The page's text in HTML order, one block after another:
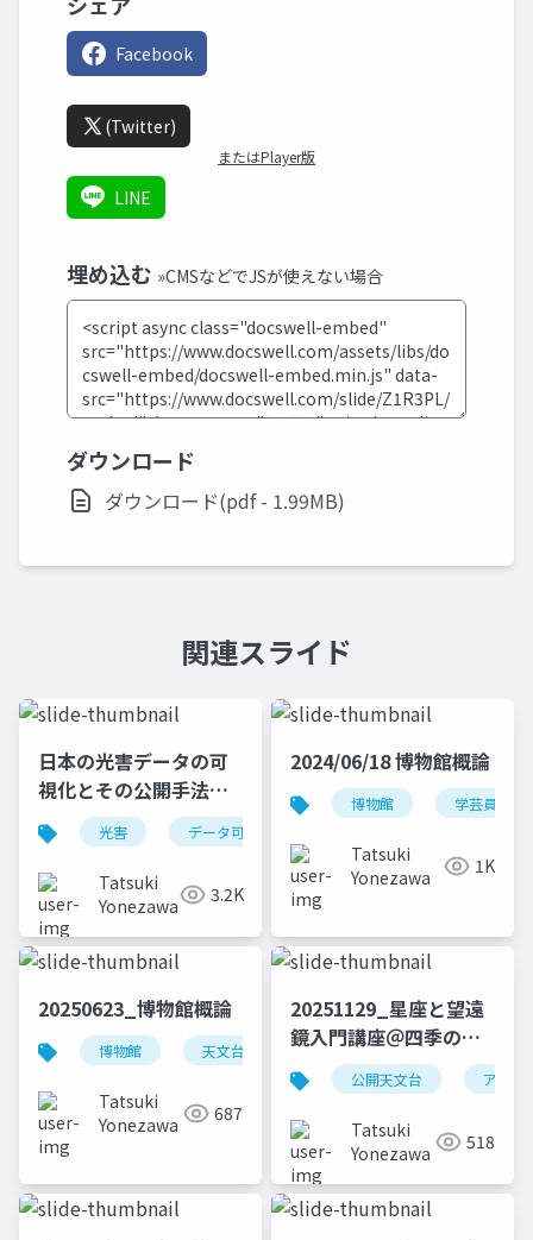
Facebook
(Twitter)
またはPlayer版
LINE
埋め込む »CMSなどでJSが使えない場合
ダウンロード
ダウンロード(pdf - 1.99MB)
関連スライド
日本の光害データの可
視化とその公開手法：
「日本光害地図」の作
成
光害 データ可視化
Tatsuki
Yonezawa
3.2K
2024/06/18 博物館概論
博物館 学芸員
Tatsuki
Yonezawa
1K
20250623_博物館概論
博物館 天文台 実習 観光教育
Tatsuki
Yonezawa
687
20251129_星座と望遠
鏡入門講座＠四季の郷
公園
公開天文台 アスト
Tatsuki
Yonezawa
518